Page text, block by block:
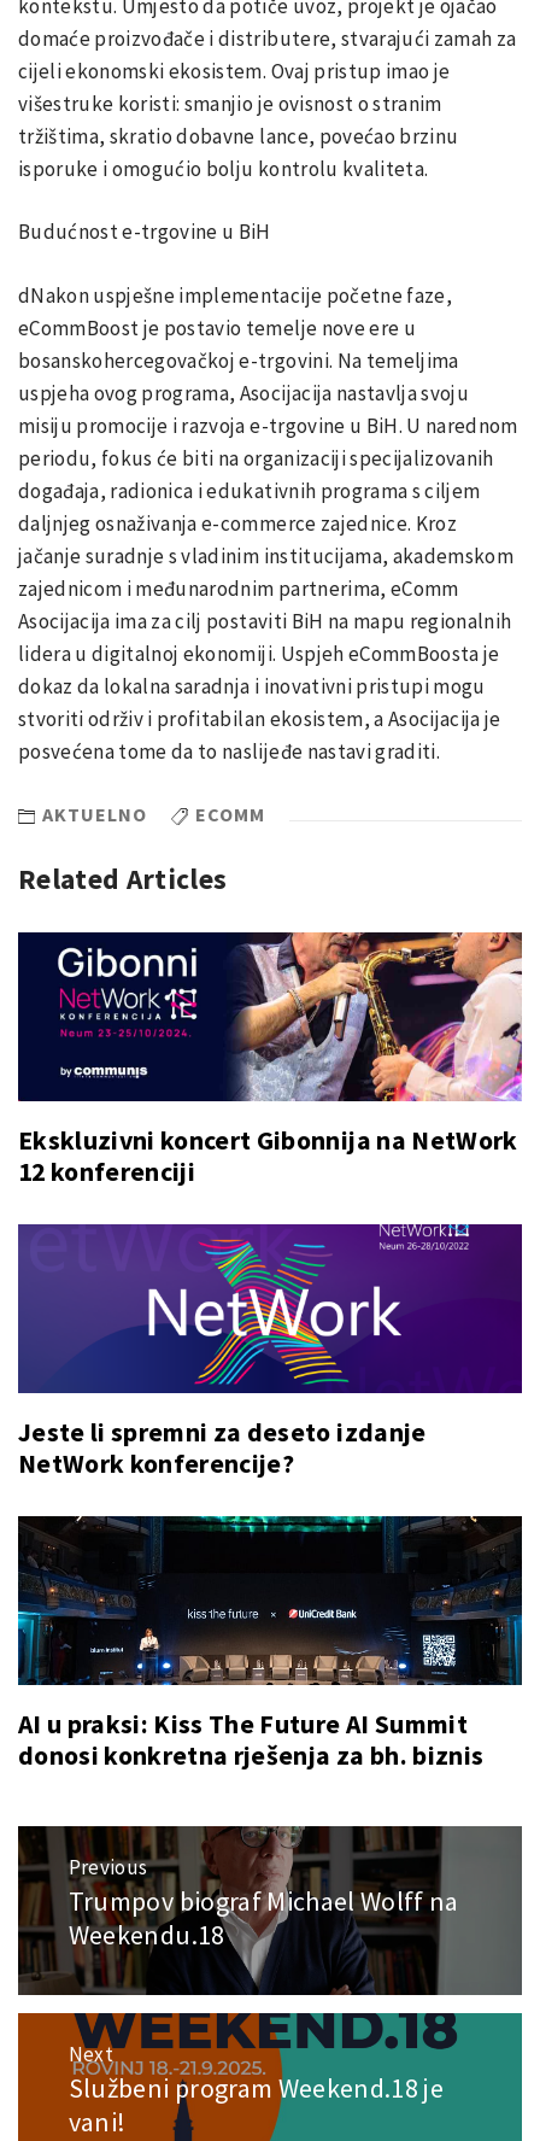
kontekstu. Umjesto da potiče uvoz, projekt je ojačao
domaće proizvođače i distributere, stvarajući zamah za
cijeli ekonomski ekosistem. Ovaj pristup imao je
višestruke koristi: smanjio je ovisnost o stranim
tržištima, skratio dobavne lance, povećao brzinu
isporuke i omogućio bolju kontrolu kvaliteta.
Budućnost e-trgovine u BiH
dNakon uspješne implementacije početne faze,
eCommBoost je postavio temelje nove ere u
bosanskohercegovačkoj e-trgovini. Na temeljima
uspjeha ovog programa, Asocijacija nastavlja svoju
misiju promocije i razvoja e-trgovine u BiH. U narednom
periodu, fokus će biti na organizaciji specijalizovanih
događaja, radionica i edukativnih programa s ciljem
daljnjeg osnaživanja e-commerce zajednice. Kroz
jačanje suradnje s vladinim institucijama, akademskom
zajednicom i međunarodnim partnerima, eComm
Asocijacija ima za cilj postaviti BiH na mapu regionalnih
lidera u digitalnoj ekonomiji. Uspjeh eCommBoosta je
dokaz da lokalna saradnja i inovativni pristupi mogu
stvoriti održiv i profitabilan ekosistem, a Asocijacija je
posvećena tome da to naslijeđe nastavi graditi.
AKTUELNO ECOMM
Related Articles
Ekskluzivni koncert Gibonnija na NetWork
12 konferenciji
Jeste li spremni za deseto izdanje
NetWork konferencije?
AI u praksi: Kiss The Future AI Summit
donosi konkretna rješenja za bh. biznis
Post
navigation
Previous
Previous
post:
Trumpov biograf Michael Wolff na
Weekendu.18
Next
Next
post:
Službeni program Weekend.18 je
vani!